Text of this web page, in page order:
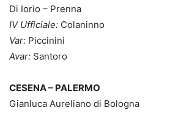
Di Iorio – Prenna
IV Ufficiale: Colaninno
Var: Piccinini
Avar: Santoro
CESENA – PALERMO
Gianluca Aureliano di Bologna